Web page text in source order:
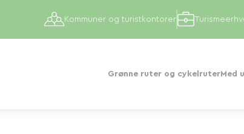
Grønne ruter og cykelruterMed
Kommuner og turistkontorer